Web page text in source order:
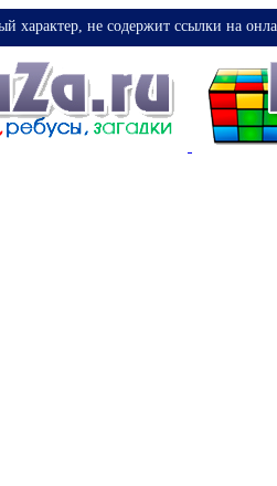
не содержит ссылки на